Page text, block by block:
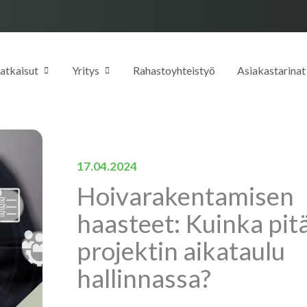
OPEN RATKAISUT
Yritys OPEN YRITYS
Rahastoyhteistyö Asiakastarinat
17.04.2024
Hoivarakentamisen
haasteet: Kuinka
projektin aikataulu
hallinnassa?